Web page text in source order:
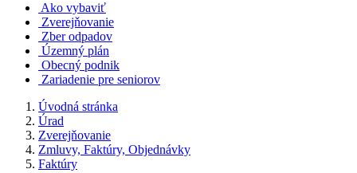
Ako vybaviť
Zverejňovanie
Zber odpadov
Územný plán
Obecný podnik
Zariadenie pre seniorov
Úvodná stránka
Úrad
Zverejňovanie
Zmluvy, Faktúry, Objednávky
Faktúry